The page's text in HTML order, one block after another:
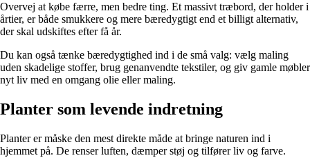
Overvej at købe færre, men bedre ting. Et massivt træbord, der holder i
årtier, er både smukkere og mere bæredygtigt end et billigt alternativ,
der skal udskiftes efter få år.
Du kan også tænke bæredygtighed ind i de små valg: vælg maling
uden skadelige stoffer, brug genanvendte tekstiler, og giv gamle møbler
nyt liv med en omgang olie eller maling.
Planter som levende indretning
Planter er måske den mest direkte måde at bringe naturen ind i
hjemmet på. De renser luften, dæmper støj og tilfører liv og farve.